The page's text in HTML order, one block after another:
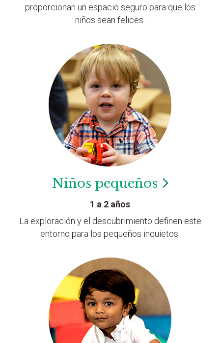
proporcionan un espacio seguro para que los
niños sean felices.
Niños pequeños
1 a 2 años
La exploración y el descubrimiento definen este
entorno para los pequeños inquietos.